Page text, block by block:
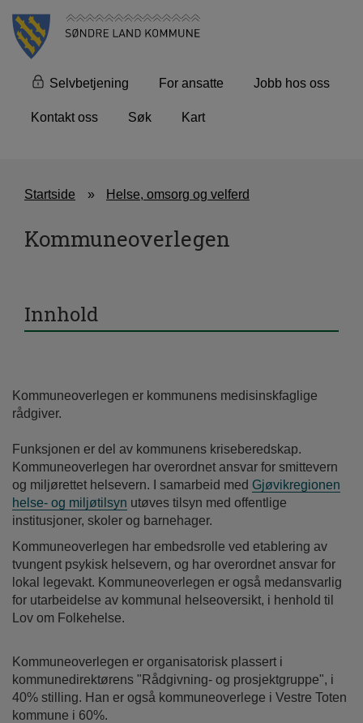
Selvbetjening For ansatte Jobb hos oss
Kontakt oss Søk Kart
Startside Helse, omsorg og velferd
Kommuneoverlegen
Innhold
Kommuneoverlegen er kommunens medisinskfaglige
rådgiver.
Funksjonen er del av kommunens kriseberedskap.
Kommuneoverlegen har overordnet ansvar for smittevern
og miljørettet helsevern. I samarbeid med Gjøvikregionen
helse- og miljøtilsyn utøves tilsyn med offentlige
institusjoner, skoler og barnehager.
Kommuneoverlegen har embedsrolle ved etablering av
tvungent psykisk helsevern, og har overordnet ansvar for
lokal legevakt. Kommuneoverlegen er også medansvarlig
for utarbeidelse av kommunal helseoversikt, i henhold til
Lov om Folkehelse.
Kommuneoverlegen er organisatorisk plassert i
kommunedirektørens "Rådgivning- og prosjektgruppe", i
40% stilling. Han er også kommuneoverlege i Vestre Toten
kommune i 60%.